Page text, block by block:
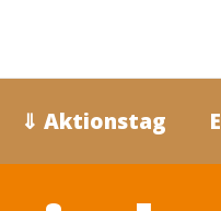
⇓ Aktionstag